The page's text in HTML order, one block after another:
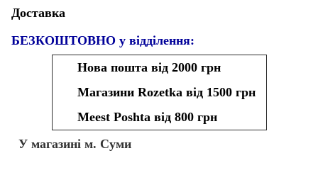
Доставка
БЕЗКОШТОВНО у відділення:
Нова пошта від 2000 грн
Магазини Rozetka від 1500 грн
Meest Poshta від 800 грн
У магазині м. Суми